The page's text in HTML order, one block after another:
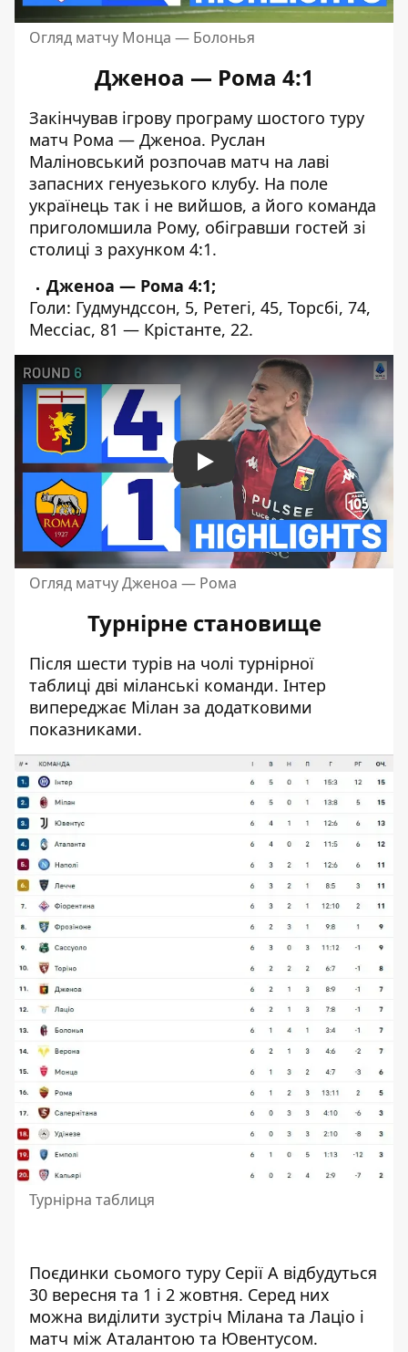
Огляд матчу Монца — Болонья
Дженоа — Рома 4:1
Закінчував ігрову програму шостого туру
матч Рома — Дженоа. Руслан
Маліновський розпочав матч на лаві
запасних генуезького клубу. На поле
українець так і не вийшов, а його команда
приголомшила Рому, обігравши гостей зі
столиці з рахунком 4:1.
Дженоа — Рома 4:1;
Голи: Гудмундссон, 5, Ретегі, 45, Торсбі, 74,
Мессіас, 81 — Крістанте, 22.
Play
Огляд матчу Дженоа — Рома
Турнірне становище
Після шести турів на чолі турнірної
таблиці дві міланські команди. Інтер
випереджає Мілан за додатковими
показниками.
Турнірна таблиця
Поєдинки сьомого туру Серії А відбудуться
30 вересня та 1 і 2 жовтня. Серед них
можна виділити зустріч Мілана та Лаціо і
матч між Аталантою та Ювентусом.